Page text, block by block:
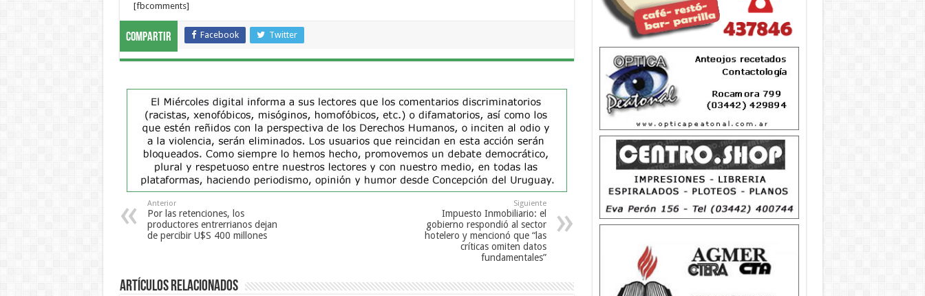
[fbcomments]
Compartir Facebook Twitter
Anterior
Por las retenciones, los
productores entrerrianos dejan
de percibir U$S 400 millones
Siguiente
Impuesto Inmobiliario: el
gobierno respondió al sector
hotelero y mencionó que “las
críticas omiten datos
fundamentales”
Artículos Relacionados